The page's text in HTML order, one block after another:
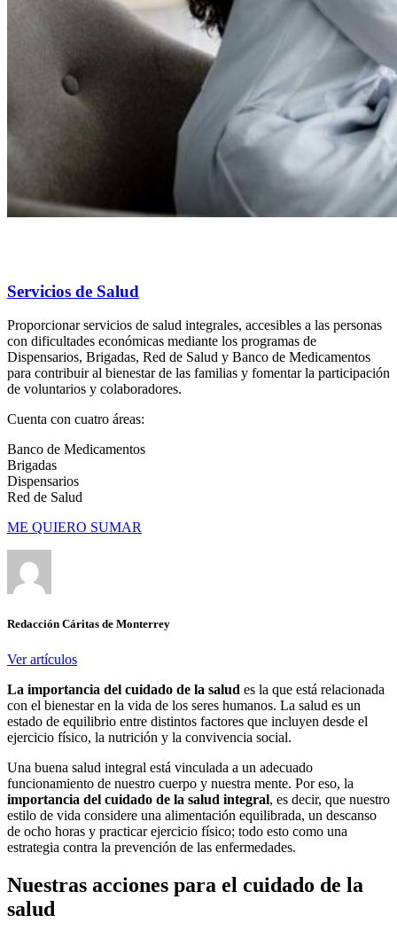
Servicios de Salud
Proporcionar servicios de salud integrales, accesibles a las personas
con dificultades económicas mediante los programas de
Dispensarios, Brigadas, Red de Salud y Banco de Medicamentos
para contribuir al bienestar de las familias y fomentar la participación
de voluntarios y colaboradores.
Cuenta con cuatro áreas:
Banco de Medicamentos
Brigadas
Dispensarios
Red de Salud
ME QUIERO SUMAR
Redacción Cáritas de Monterrey
Ver artículos
La importancia del cuidado de la salud es la que está relacionada
con el bienestar en la vida de los seres humanos. La salud es un
estado de equilibrio entre distintos factores que incluyen desde el
ejercicio físico, la nutrición y la convivencia social.
Una buena salud integral está vinculada a un adecuado
funcionamiento de nuestro cuerpo y nuestra mente. Por eso, la
importancia del cuidado de la salud integral, es decir, que nuestro
estilo de vida considere una alimentación equilibrada, un descanso
de ocho horas y practicar ejercicio físico; todo esto como una
estrategia contra la prevención de las enfermedades.
Nuestras acciones para el cuidado de la
salud